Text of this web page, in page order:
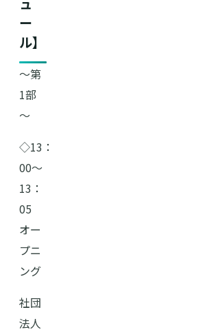
ー
ル】
～第
1部
～
◇13：
00〜
13：
05
オー
プニ
ング
社団
法人